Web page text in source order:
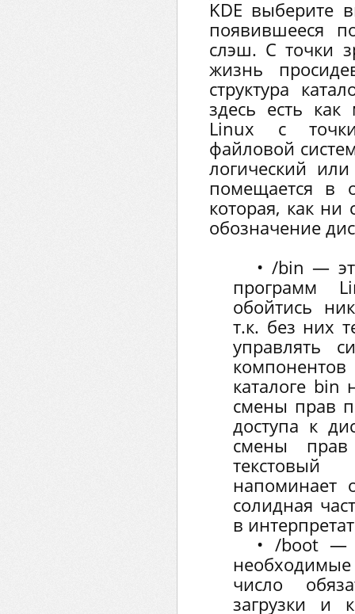
KDE выберите
появившееся
слэш. С точки
жизнь
структура
здесь есть
Linux с
файловой
логический
помещается в
которая, как ни
обозначение
• /bin —
программ
обойтись
т.к. без них
управлять
каталоге bin
смены прав
доступа к
смены
напоминает
солидная
в
• /boot —
число
загрузки и